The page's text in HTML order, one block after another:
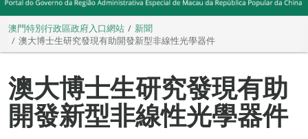
澳門特別行政區政府入口網站
新聞
澳大博士生研究發現有助開發新型非線性光學器件
澳大博士生研究發現有助
開發新型非線性光學器件